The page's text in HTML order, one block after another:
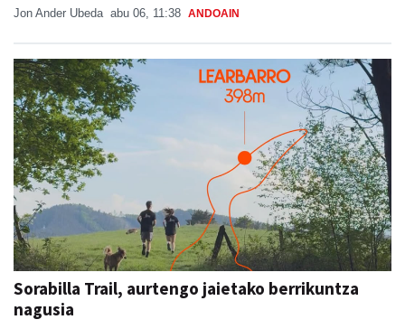
Jon Ander Ubeda abu 06, 11:38 ANDOAIN
Sorabilla Trail, aurtengo jaietako berrikuntza
nagusia